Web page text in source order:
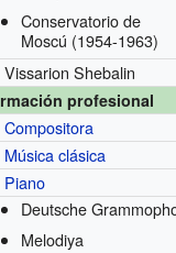
Conservatorio de
Moscú (1954-1963)
Vissarion Shebalin
profesional
Compositora
Música clásica
Piano
Deutsche
Melodiya